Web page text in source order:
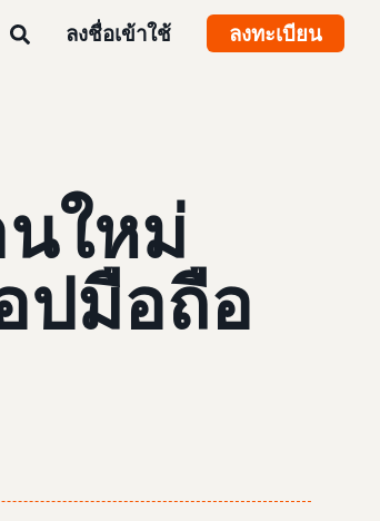
ลงชื่อเข้าใช้ ลงทะเบียน
ใหม่
ปมือถือ